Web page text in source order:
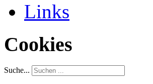
Links
Cookies
Suche...